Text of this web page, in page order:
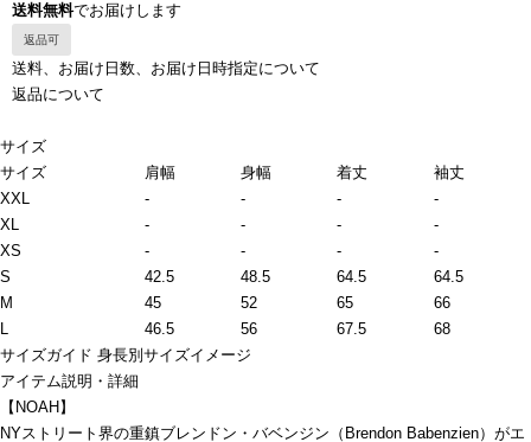
送料無料でお届けします
返品可
送料、お届け日数、お届け日時指定について
返品について
サイズ
サイズ
肩幅 身幅 着丈
袖丈
XXL
- - -
-
XL
- - -
-
XS
- - -
-
S
42.5 48.5 64.5
64.5
M
45 52 65
66
L
46.5 56 67.5
68
サイズガイド 身長別サイズイメージ
アイテム説明・詳細
【NOAH】
NYストリート界の重鎮ブレンドン・バベンジン（Brendon Babenzien）がエ